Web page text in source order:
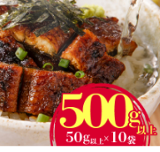
ランド化を展開し
皆様にまちの魅力